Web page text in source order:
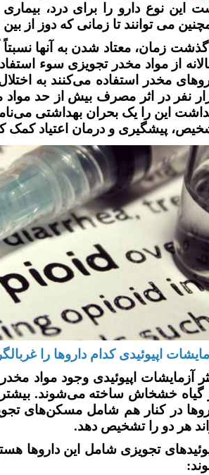
این نوع دارو را برای درد،
می توانند تا زمانی که دوز از
گذشت زمان، معتاد شدن به آنها
مخدر استفاده می‌کنند به
نفر در اثر مصرف بیش از حد
این را یک بحران بهداشتی
پیشگیری و درمان اعتیاد کمک
اپیوئیدی کدام داروها را
آزمایشات اپیوئیدی وجود مواد
گیاه خشخاش ساخته می‌شوند. بیشتر
در کنار هم شامل مسکن‌های
هر دو را تشخیص دهد.
تجویزی شامل این داروها